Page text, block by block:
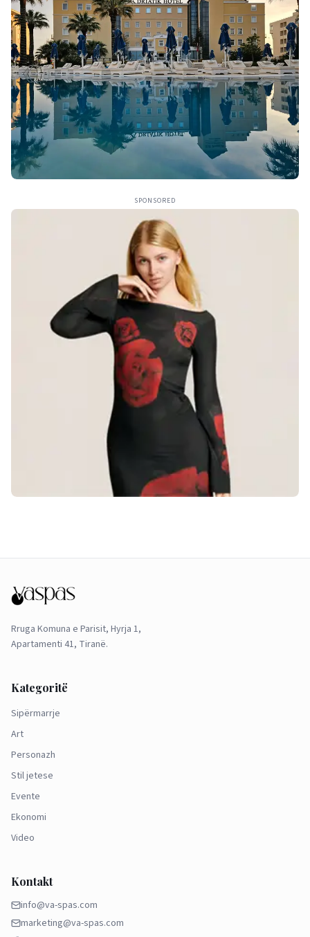
SPONSORED
Rruga Komuna e Parisit, Hyrja 1,
Apartamenti 41, Tiranë.
Kategoritë
Sipërmarrje
Art
Personazh
Stil jetese
Evente
Ekonomi
Video
Kontakt
info@va-spas.com
marketing@va-spas.com